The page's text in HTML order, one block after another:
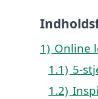
1) Online
1.1) 5-
1.2)